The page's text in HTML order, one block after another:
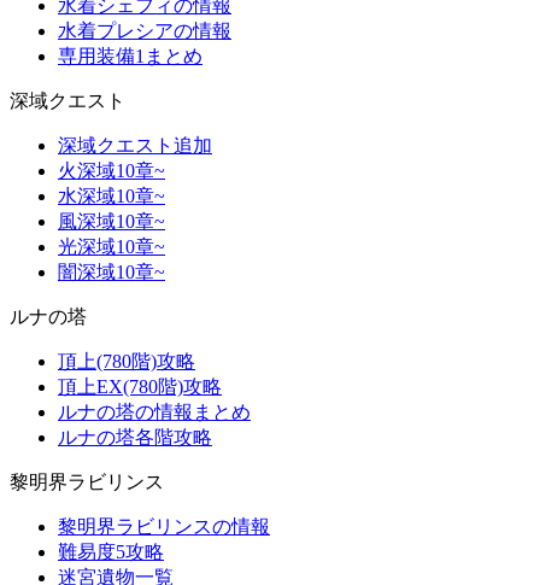
水着シェフィの情報
水着プレシアの情報
専用装備1まとめ
深域クエスト
深域クエスト追加
火深域10章~
水深域10章~
風深域10章~
光深域10章~
闇深域10章~
ルナの塔
頂上(780階)攻略
頂上EX(780階)攻略
ルナの塔の情報まとめ
ルナの塔各階攻略
黎明界ラビリンス
黎明界ラビリンスの情報
難易度5攻略
迷宮遺物一覧